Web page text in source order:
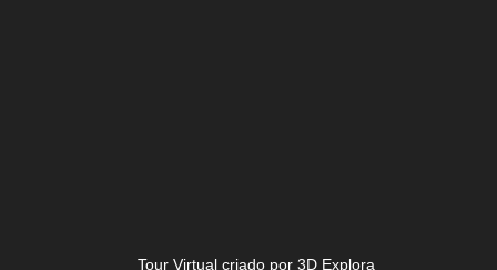
Tour Virtual criado por 3D Explora